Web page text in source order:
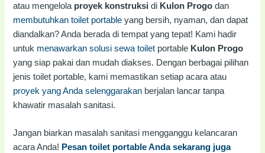
atau mengelola proyek konstruksi di Kulon Progo dan
membutuhkan toilet portable yang bersih, nyaman, dan dapat
diandalkan? Anda berada di tempat yang tepat! Kami hadir
untuk menawarkan solusi sewa toilet portable Kulon Progo
yang siap pakai dan mudah diakses. Dengan berbagai pilihan
jenis toilet portable, kami memastikan setiap acara atau
proyek yang Anda selenggarakan berjalan lancar tanpa
khawatir masalah sanitasi.
Jangan biarkan masalah sanitasi mengganggu kelancaran
acara Anda! Pesan toilet portable Anda sekarang juga